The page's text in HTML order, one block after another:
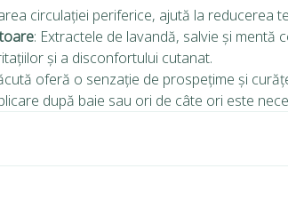
circulației periferice, ajută la reducerea
: Extractele de lavandă, salvie și
și a disconfortului cutanat.
oferă o senzație de prospețime și
după baie sau ori de câte ori este